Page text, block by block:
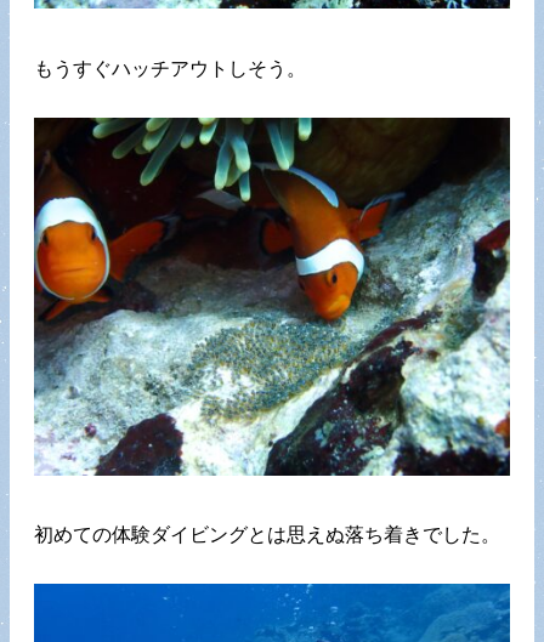
もうすぐハッチアウトしそう。
初めての体験ダイビングとは思えぬ落ち着きでした。